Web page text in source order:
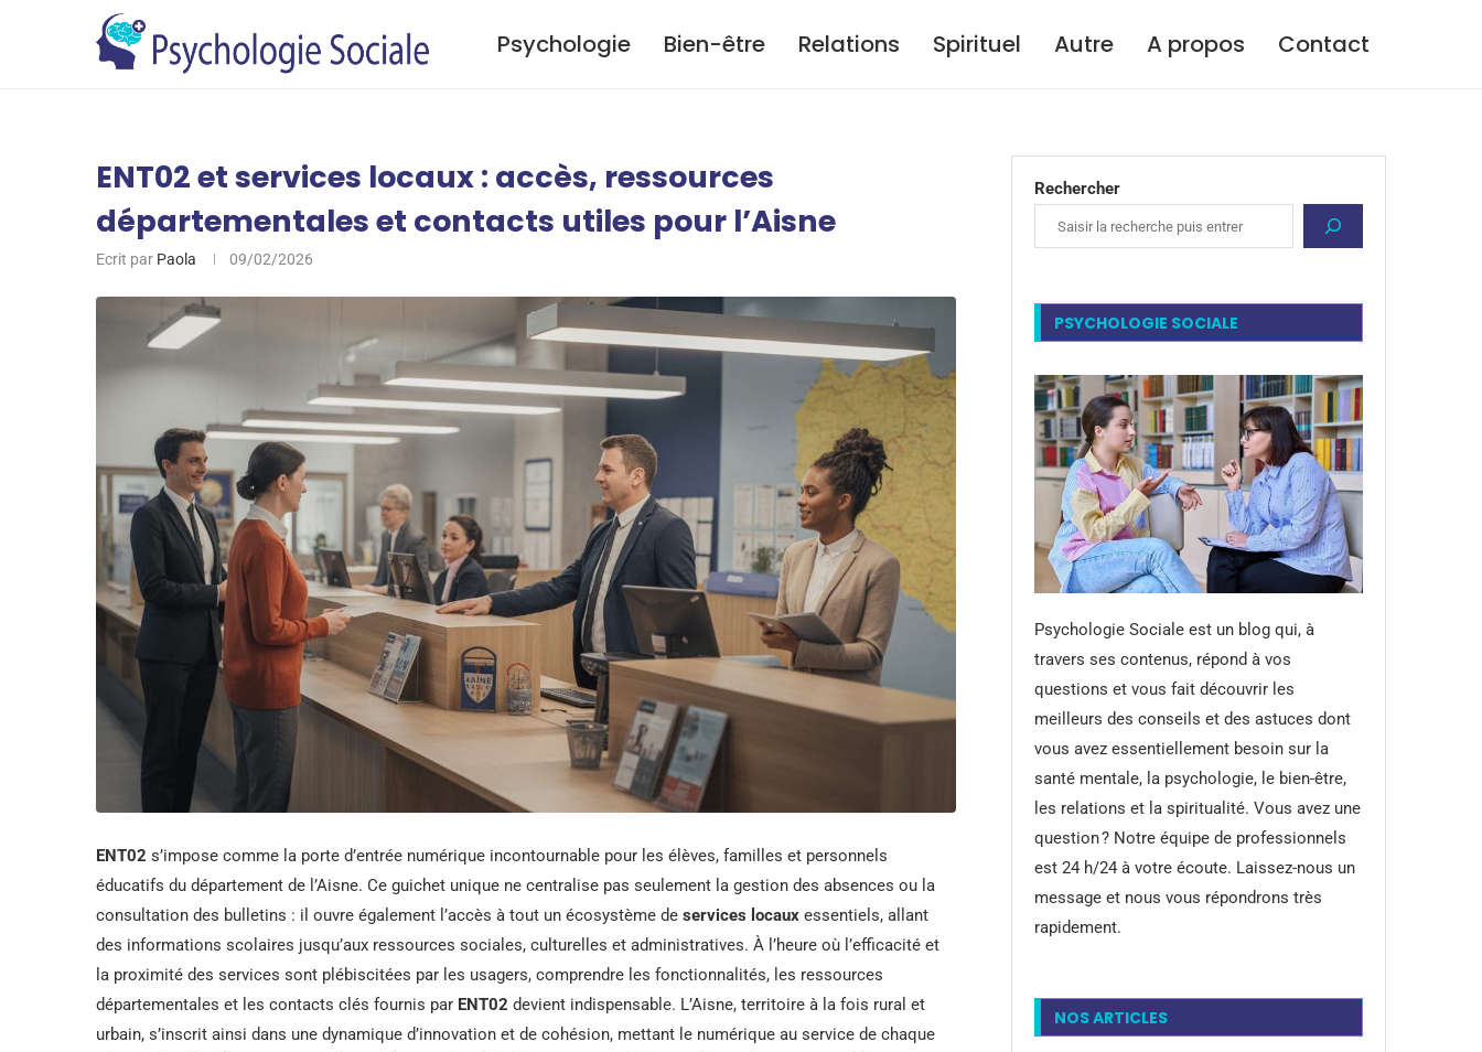
Psychologie Bien-être Relations Spirituel Autre A propos Contact
ENT02 et services locaux : accès, ressources
départementales et contacts utiles pour l’Aisne
Ecrit par Paola 09/02/2026
ENT02 s’impose comme la porte d’entrée numérique incontournable pour les élèves, familles et personnels
éducatifs du département de l’Aisne. Ce guichet unique ne centralise pas seulement la gestion des absences ou la
consultation des bulletins : il ouvre également l’accès à tout un écosystème de services locaux essentiels, allant
des informations scolaires jusqu’aux ressources sociales, culturelles et administratives. À l’heure où l’efficacité et
la proximité des services sont plébiscitées par les usagers, comprendre les fonctionnalités, les ressources
départementales et les contacts clés fournis par ENT02 devient indispensable. L’Aisne, territoire à la fois rural et
urbain, s’inscrit ainsi dans une dynamique d’innovation et de cohésion, mettant le numérique au service de chaque
Rechercher
PSYCHOLOGIE SOCIALE
Psychologie Sociale est un blog qui, à
travers ses contenus, répond à vos
questions et vous fait découvrir les
meilleurs des conseils et des astuces dont
vous avez essentiellement besoin sur la
santé mentale, la psychologie, le bien-être,
les relations et la spiritualité. Vous avez une
question ? Notre équipe de professionnels
est 24 h/24 à votre écoute. Laissez-nous un
message et nous vous répondrons très
rapidement.
NOS ARTICLES